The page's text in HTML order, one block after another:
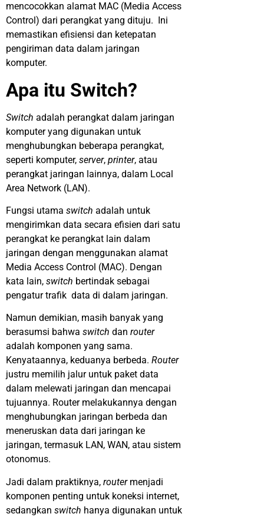
mencocokkan alamat MAC (Media Access
Control) dari perangkat yang dituju. Ini
memastikan efisiensi dan ketepatan
pengiriman data dalam jaringan
komputer.
Apa itu Switch?
Switch adalah perangkat dalam jaringan
komputer yang digunakan untuk
menghubungkan beberapa perangkat,
seperti komputer, server, printer, atau
perangkat jaringan lainnya, dalam Local
Area Network (LAN).
Fungsi utama switch adalah untuk
mengirimkan data secara efisien dari satu
perangkat ke perangkat lain dalam
jaringan dengan menggunakan alamat
Media Access Control (MAC). Dengan
kata lain, switch bertindak sebagai
pengatur trafik data di dalam jaringan.
Namun demikian, masih banyak yang
berasumsi bahwa switch dan router
adalah komponen yang sama.
Kenyataannya, keduanya berbeda. Router
justru memilih jalur untuk paket data
dalam melewati jaringan dan mencapai
tujuannya. Router melakukannya dengan
menghubungkan jaringan berbeda dan
meneruskan data dari jaringan ke
jaringan, termasuk LAN, WAN, atau sistem
otonomus.
Jadi dalam praktiknya, router menjadi
komponen penting untuk koneksi internet,
sedangkan switch hanya digunakan untuk